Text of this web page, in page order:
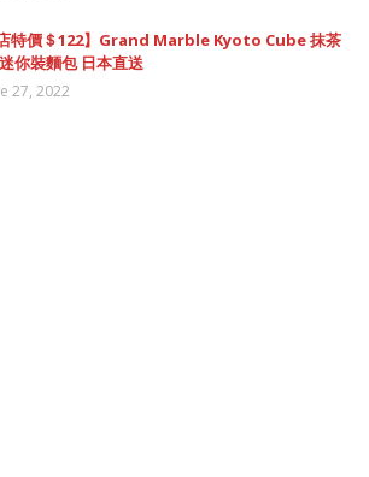
店特價＄122】Grand Marble Kyoto Cube 抹茶
你裝麵包 日本直送
27, 2022